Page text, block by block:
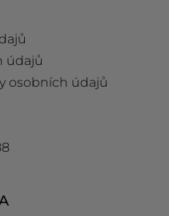
údajů
osobních údajů